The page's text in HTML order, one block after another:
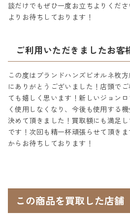
談だけでもぜひ一度お立ちよりくだ
よりお待ちしております！
ご利用いただきましたお客
この度はブランドハンズビオルネ枚
にありがとうございました！店頭で
ても嬉しく思います！新しいジョン
く使用しなくなり、今後も使用する
決めて頂きました！買取額にも満足
です！次回も精一杯頑張らせて頂き
からお待ちしております！
この商品を買取した店舗